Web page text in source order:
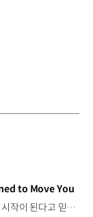
to Move You
우리는 움직임이 영감을 만드는 시작이 된다고 믿습니다. 기아만의 Movement로 당신의 일상에 영감을 더해줄 2026 Kia Collection을 만나보세요. Designed to move you. Kia Collection 자세히 보기 ▶ #Kia #기아 #KiaCollection #기아컬렉션 #Designedtomoveyou #lifestyle